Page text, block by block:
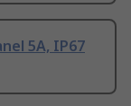
5A, IP67